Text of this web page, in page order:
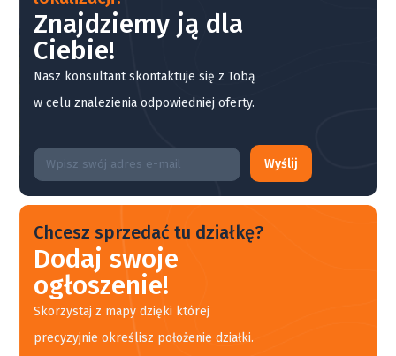
Znajdziemy ją dla
Ciebie!
Nasz konsultant skontaktuje się z Tobą
w celu znalezienia odpowiedniej oferty.
Wyślij
Chcesz sprzedać tu działkę?
Dodaj swoje
ogłoszenie!
Skorzystaj z mapy dzięki której
precyzyjnie określisz położenie działki.